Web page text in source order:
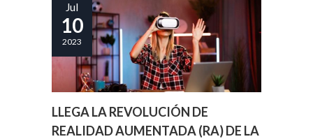
Jul
10
2023
LLEGA LA REVOLUCIÓN DE
REALIDAD AUMENTADA (RA) DE LA